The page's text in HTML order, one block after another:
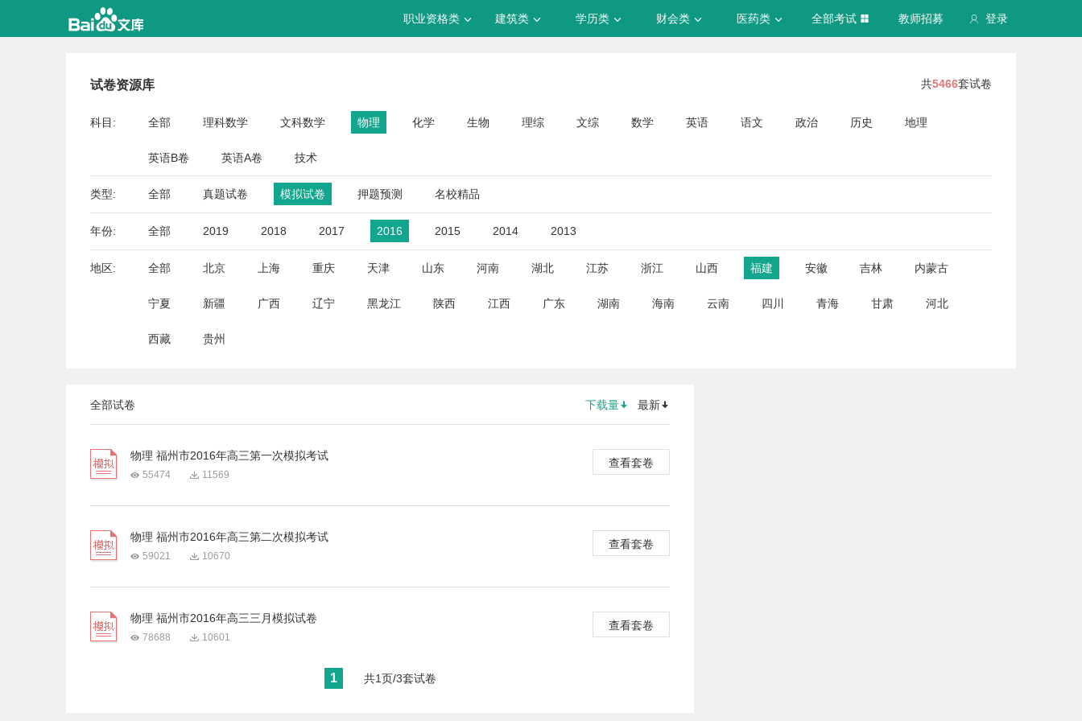
登录
职业资格类 建筑类 学历类 财会类 医药类 全部考试 教师招募
试卷资源库 共5466套试卷
科目: 全部 理科数学 文科数学 物理 化学 生物 理综 文综 数学 英语 语文 政治 历史 地理
英语B卷 英语A卷 技术
类型: 全部 真题试卷 模拟试卷 押题预测 名校精品
年份: 全部 2019 2018 2017 2016 2015 2014 2013
地区: 全部 北京 上海 重庆 天津 山东 河南 湖北 江苏 浙江 山西 福建 安徽 吉林 内蒙古
宁夏 新疆 广西 辽宁 黑龙江 陕西 江西 广东 湖南 海南 云南 四川 青海 甘肃 河北
西藏 贵州
全部试卷 下载量 最新
物理 福州市2016年高三第一次模拟考试
55474 11569
查看套卷
物理 福州市2016年高三第二次模拟考试
59021 10670
查看套卷
物理 福州市2016年高三三月模拟试卷
78688 10601
查看套卷
1 共1页/3套试卷